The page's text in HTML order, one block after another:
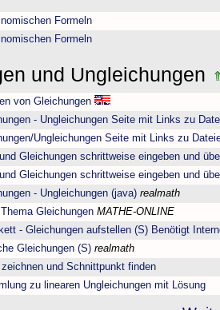
Formeln
Formeln
und Ungleichungen
von Gleichungen
- Ungleichungen Seite mit Links zu
Ungleichungen Seite mit Links zu
Gleichungen schrittweise eingeben und
Gleichungen schrittweise eingeben und
- Ungleichungen (java) realmath
Gleichungen MATHE-ONLINE
- Gleichungen aufstellen (S) Benötigt
Gleichungen (S) realmath
und Schnittpunkt finden
zu linearen Ungleichungen mit Lösung